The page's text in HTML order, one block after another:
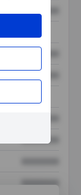
XXXXXXX
XXXXXXX